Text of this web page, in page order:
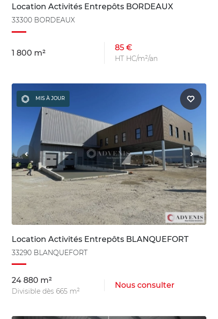
Location Activités Entrepôts BORDEAUX
33300 BORDEAUX
1 800 m²
85 €
HT HC/m²/an
MIS À JOUR
Location Activités Entrepôts BLANQUEFORT
33290 BLANQUEFORT
24 880 m²
Divisible dès 665 m²
Nous consulter